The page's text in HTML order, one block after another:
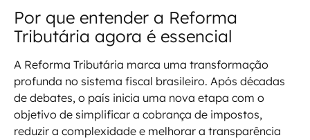
Por que entender a Reforma
Tributária agora é essencial
A Reforma Tributária marca uma transformação
profunda no sistema fiscal brasileiro. Após décadas
de debates, o país inicia uma nova etapa com o
objetivo de simplificar a cobrança de impostos,
reduzir a complexidade e melhorar a transparência